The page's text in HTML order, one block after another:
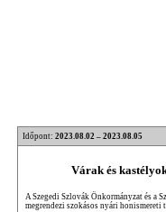
Időpont: 2023.08.02 – 2023.08.05
Várak és
A Szegedi Szlovák Önkormányzat és a
megrendezi szokásos nyári honismereti